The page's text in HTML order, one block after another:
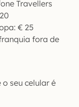
Travellers
€ 25
fora de
seu celular é